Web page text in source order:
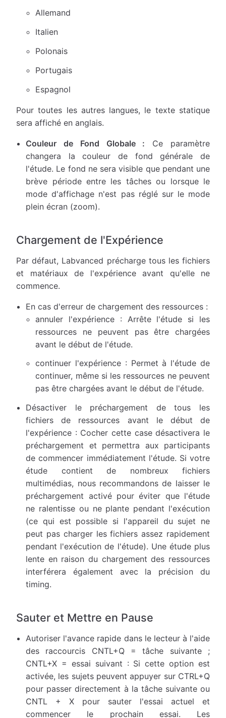
Allemand
Italien
Polonais
Portugais
Espagnol
Pour toutes les autres langues, le texte statique
sera affiché en anglais.
Couleur de Fond Globale : Ce paramètre
changera la couleur de fond générale de
l'étude. Le fond ne sera visible que pendant une
brève période entre les tâches ou lorsque le
mode d'affichage n'est pas réglé sur le mode
plein écran (zoom).
Chargement de l'Expérience
Par défaut, Labvanced précharge tous les fichiers
et matériaux de l'expérience avant qu'elle ne
commence.
En cas d'erreur de chargement des ressources :
annuler l'expérience : Arrête l'étude si les
ressources ne peuvent pas être chargées
avant le début de l'étude.
continuer l'expérience : Permet à l'étude de
continuer, même si les ressources ne peuvent
pas être chargées avant le début de l'étude.
Désactiver le préchargement de tous les
fichiers de ressources avant le début de
l'expérience : Cocher cette case désactivera le
préchargement et permettra aux participants
de commencer immédiatement l'étude. Si votre
étude contient de nombreux fichiers
multimédias, nous recommandons de laisser le
préchargement activé pour éviter que l'étude
ne ralentisse ou ne plante pendant l'exécution
(ce qui est possible si l'appareil du sujet ne
peut pas charger les fichiers assez rapidement
pendant l'exécution de l'étude). Une étude plus
lente en raison du chargement des ressources
interférera également avec la précision du
timing.
Sauter et Mettre en Pause
Autoriser l'avance rapide dans le lecteur à l'aide
des raccourcis CNTL+Q = tâche suivante ;
CNTL+X = essai suivant : Si cette option est
activée, les sujets peuvent appuyer sur CTRL+Q
pour passer directement à la tâche suivante ou
CNTL + X pour sauter l'essai actuel et
commencer le prochain essai. Les